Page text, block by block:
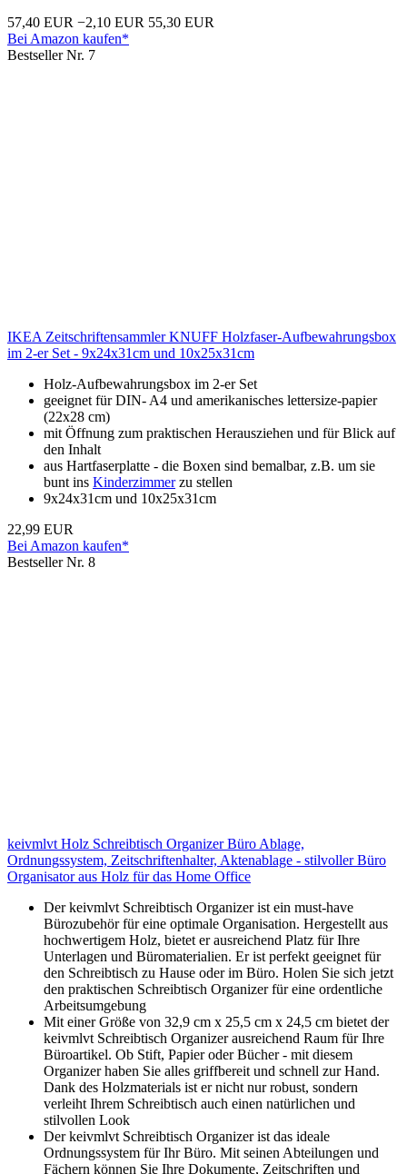
57,40 EUR −2,10 EUR 55,30 EUR
Bei Amazon kaufen*
Bestseller Nr. 7
IKEA Zeitschriftensammler KNUFF Holzfaser-Aufbewahrungsbox
im 2-er Set - 9x24x31cm und 10x25x31cm
Holz-Aufbewahrungsbox im 2-er Set
geeignet für DIN- A4 und amerikanisches lettersize-papier
(22x28 cm)
mit Öffnung zum praktischen Herausziehen und für Blick auf
den Inhalt
aus Hartfaserplatte - die Boxen sind bemalbar, z.B. um sie
bunt ins Kinderzimmerzu stellen
9x24x31cm und 10x25x31cm
22,99 EUR
Bei Amazon kaufen*
Bestseller Nr. 8
keivmlvt Holz Schreibtisch Organizer Büro Ablage,
Ordnungssystem, Zeitschriftenhalter, Aktenablage - stilvoller Büro
Organisator aus Holz für das Home Office
Der keivmlvt Schreibtisch Organizer ist ein must-have
Bürozubehör für eine optimale Organisation. Hergestellt aus
hochwertigem Holz, bietet er ausreichend Platz für Ihre
Unterlagen und Büromaterialien. Er ist perfekt geeignet für
den Schreibtisch zu Hause oder im Büro. Holen Sie sich jetzt
den praktischen Schreibtisch Organizer für eine ordentliche
Arbeitsumgebung
Mit einer Größe von 32,9 cm x 25,5 cm x 24,5 cm bietet der
keivmlvt Schreibtisch Organizer ausreichend Raum für Ihre
Büroartikel. Ob Stift, Papier oder Bücher - mit diesem
Organizer haben Sie alles griffbereit und schnell zur Hand.
Dank des Holzmaterials ist er nicht nur robust, sondern
verleiht Ihrem Schreibtisch auch einen natürlichen und
stilvollen Look
Der keivmlvt Schreibtisch Organizer ist das ideale
Ordnungssystem für Ihr Büro. Mit seinen Abteilungen und
Fächern können Sie Ihre Dokumente, Zeitschriften und